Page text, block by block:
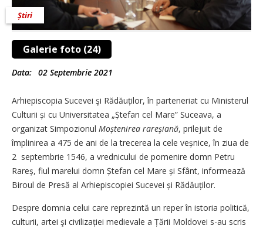
Galerie foto (24)
Știri
Data: 02 Septembrie 2021
Arhiepiscopia Sucevei şi Rădăuților, în parteneriat cu Ministerul
Culturii și cu Universitatea „Ștefan cel Mare” Suceava, a
organizat Simpozionul Moștenirea rareşiană, prilejuit de
împlinirea a 475 de ani de la trecerea la cele veșnice, în ziua de
2 septembrie 1546, a vrednicului de pomenire domn Petru
Rareș, fiul marelui domn Ștefan cel Mare și Sfânt, informează
Biroul de Presă al Arhiepiscopiei Sucevei și Rădăuților.
Despre domnia celui care reprezintă un reper în istoria politică,
culturii, artei şi civilizației medievale a Țării Moldovei s-au scris